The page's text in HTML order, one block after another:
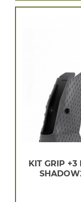
KIT GRIP +3